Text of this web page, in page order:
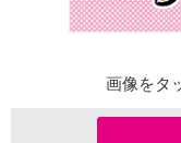
画像をタ